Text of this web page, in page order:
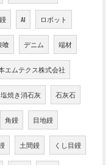
鏝 AI ロボット
喰 デニム 端材
エムテクス株式会社
塩焼き消石灰 石灰石
角鏝 目地鏝
土間鏝 くし目鏝